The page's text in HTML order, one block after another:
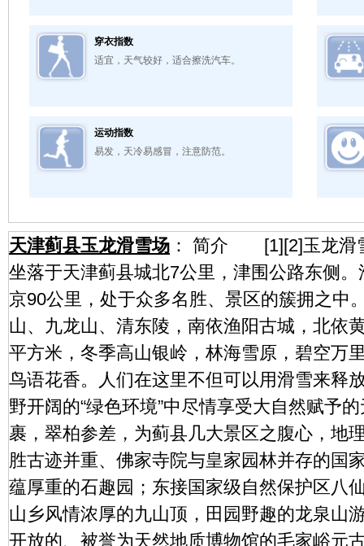
穿衣指数
适宜，天气较好，适合擦洗汽车。
运动指数
易发，天冷易感冒，注意防范。
天津蓟县玉龙滑雪场 ： 简介 [1][2]玉龙滑
坐落于天津蓟县城北7公里，津围公路东侧
京90公里，处于众多名胜、景区的簇拥之中
山、九龙山、清东陵，南依渔阳古城，北依
平方米，冬季高山银岭，林海雪原，碧空万
鸟语花香。人们在这里不但可以用滑雪来释
野开阔的“绿色环境”中尽情享受大自然赋
裹，翠柏参差，为蓟县几大景区之腹心，地
胜古迹并重、佛家寺院与皇家园林并存的国
蕴厚重的石趣园；东接国家级自然保护区八
山乡风情浓厚的九山顶，田园野趣的龙泉山
开放的、被誉为天然地质博物馆的毛家峪元